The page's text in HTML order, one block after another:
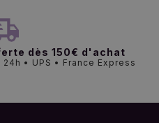
dès 150€ d'achat
• UPS • France Express